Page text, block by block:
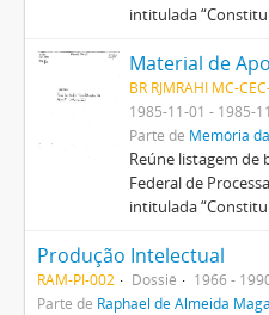
intitulada
Material de
BR RJMRAHI MC-
1985-11-01 - 1985-
Parte de Memória
Reúne listagem de
Federal de
intitulada
Produção Intelectual
RAM-PI-002 Dossiê
1966 -
Parte de Raphael de Almeida